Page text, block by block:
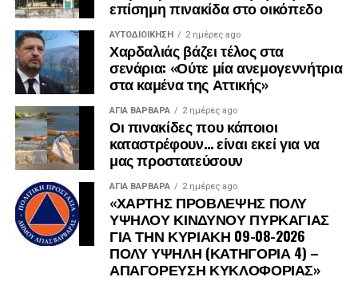
επίσημη πινακίδα στο οικόπεδο
ΑΥΤΟΔΙΟΊΚΗΣΗ 2 ημέρες ago
Χαρδαλιάς βάζει τέλος στα
σενάρια: «Ούτε μία ανεμογεννήτρια
στα καμένα της Αττικής»
ΑΓΙΑ ΒΑΡΒΑΡΑ 2 ημέρες ago
Οι πινακίδες που κάποιοι
καταστρέφουν… είναι εκεί για να
μας προστατεύσουν
ΑΓΙΑ ΒΑΡΒΑΡΑ 2 ημέρες ago
«ΧΑΡΤΗΣ ΠΡΟΒΛΕΨΗΣ ΠΟΛΥ
ΥΨΗΛΟΥ ΚΙΝΔΥΝΟΥ ΠΥΡΚΑΓΙΑΣ
ΓΙΑ ΤΗΝ ΚΥΡΙΑΚΗ 09-08-2026
ΠΟΛΥ ΥΨΗΛΗ (ΚΑΤΗΓΟΡΙΑ 4) –
ΑΠΑΓΟΡΕΥΣΗ ΚΥΚΛΟΦΟΡΙΑΣ»